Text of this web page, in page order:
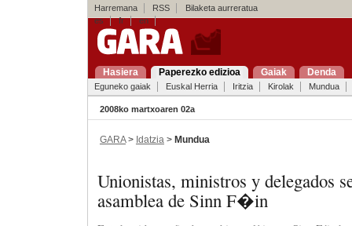
Harremana RSS
Bilaketa aurreratua
es
fr en
Hasiera Paperezko edizioa Gaiak Denda
Eguneko gaiak Euskal Herria Iritzia Kirolak Mundua
2008ko martxoaren 02a
GARA> Idatzia > Mundua
Unionistas, ministros y delegados
asamblea de Sinn F�in